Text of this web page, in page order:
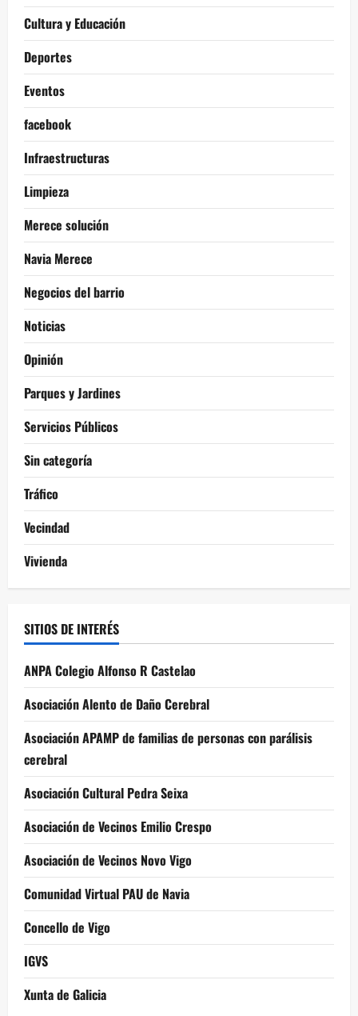
Cultura y Educación
Deportes
Eventos
facebook
Infraestructuras
Limpieza
Merece solución
Navia Merece
Negocios del barrio
Noticias
Opinión
Parques y Jardines
Servicios Públicos
Sin categoría
Tráfico
Vecindad
Vivienda
SITIOS DE INTERÉS
ANPA Colegio Alfonso R Castelao
Asociación Alento de Daño Cerebral
Asociación APAMP de familias de personas con parálisis
cerebral
Asociación Cultural Pedra Seixa
Asociación de Vecinos Emilio Crespo
Asociación de Vecinos Novo Vigo
Comunidad Virtual PAU de Navia
Concello de Vigo
IGVS
Xunta de Galicia